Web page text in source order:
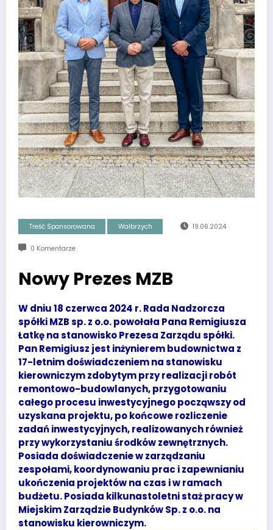
Treść Sponsorowana Wałbrzych 19.06.2024
0 Komentarze
Nowy Prezes MZB
W dniu 18 czerwca 2024 r. Rada Nadzorcza
spółki MZB sp. z o.o. powołała Pana Remigiusza
Łatkę na stanowisko Prezesa Zarządu spółki.
Pan Remigiusz jest inżynierem budownictwa z
17-letnim doświadczeniem na stanowisku
kierowniczym zdobytym przy realizacji robót
remontowo-budowlanych, przygotowaniu
całego procesu inwestycyjnego począwszy od
uzyskana projektu, po końcowe rozliczenie
zadań inwestycyjnych, realizowanych również
przy wykorzystaniu środków zewnętrznych.
Posiada doświadczenie w zarządzaniu
zespołami, koordynowaniu prac i zapewnianiu
ukończenia projektów na czas i w ramach
budżetu. Posiada kilkunastoletni staż pracy w
Miejskim Zarządzie Budynków Sp. z o.o. na
stanowisku kierowniczym.